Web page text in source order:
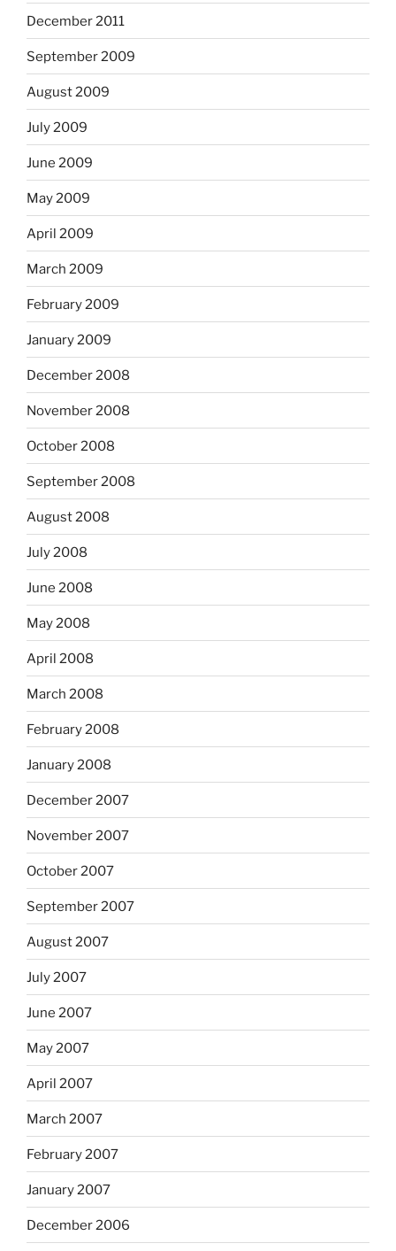
December 2011
September 2009
August 2009
July 2009
June 2009
May 2009
April 2009
March 2009
February 2009
January 2009
December 2008
November 2008
October 2008
September 2008
August 2008
July 2008
June 2008
May 2008
April 2008
March 2008
February 2008
January 2008
December 2007
November 2007
October 2007
September 2007
August 2007
July 2007
June 2007
May 2007
April 2007
March 2007
February 2007
January 2007
December 2006